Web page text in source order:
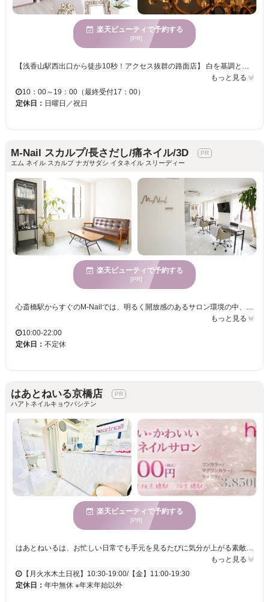
楽天ビューティで予約する
[PR]
もっと見る
10：00～19：00（最終受付17：00）
定休日： 日曜日／祝日
M-Nail スカルプ/長さだし/痛ネイル/3D
エム ネイル スカルプ ナガサダシ イタネイル スリーディー
楽天ビューティで予約する
[PR]
心斎橋駅からすぐのM-Nailでは、明るく開放感のあるサロン環境の中、豊富なデザインの中から心に響くネイルをお楽しみいただけます。特に長さだしやスカルプならお任せください。お客様一人ひとりの個性を引き出すために、持ち込みデザインの対応も可能です。個室完備で、プライベートな空間での施術を受けたい方にもぴったり。お友達と一緒に来店し、ネイルを楽しむこともできます。さらに、ハンドとフットの同時施術も可能なため、時間を有効に使うことができ、多忙な方にも最適です。お直し期間を10日間設けているため、安心してご利用いただけるのも魅力の一つです。幅広い年齢の方々に愛されている当サロンで、自分だけの特別な時間をお過ごしください。
もっと見る
10:00-22:00
定休日： 不定休
はあとねいる京橋店
ハアトネイルキョウバシテン
楽天ビューティで予約する
[PR]
はあとねいるは、お忙しい日常でも手元を見るたびに気分が上がる素敵なネイルを提供しています。豊富なデザインやカラー変更が自由に選べるので、お気に入りのスタイルがきっと見つかります。新規のお客様や1ヶ月以内のリピートでオフ代がずっと無料なため、安心して通い続けることができます。 当サロンは、特別な日だけでなく日常も楽しめるネイルを提供し、日々の生活に小さな幸せを運びます。料金が明確な定額制なので、毎月のネイルも安心です。多様なデザインサンプルからシンプルからトレンドまで選べて、季節やイベントに合わせたネイルにぴったりです。駅近の好立地にあるため、お仕事やショッピングの合間にも立ち寄りやすく、高技術かつスピーディーな施術で忙しい方にも最適です。上質なネイル体験をぜひ感じてください。
もっと見る
【月火水木土日祝】10:30-19:00/【金】11:00-19:30
定休日： 年中無休 ※年末年始以外